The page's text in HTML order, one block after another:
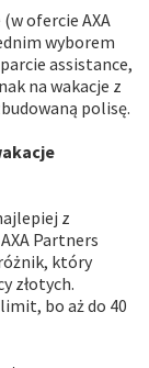
ofercie AXA
wyborem
assistance,
na wakacje z
polisę.
z
Partners
który
złotych.
bo aż do 40